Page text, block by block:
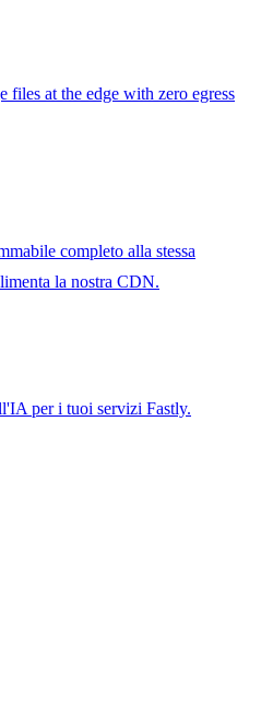
files at the edge with zero egress
completo alla stessa
la nostra CDN.
per i tuoi servizi Fastly.